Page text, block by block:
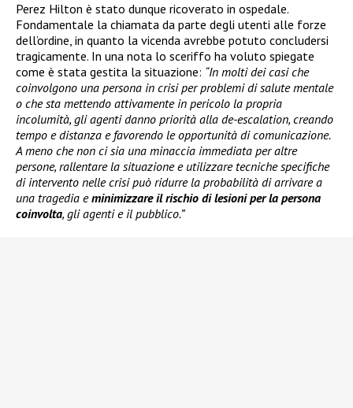
Perez Hilton è stato dunque ricoverato in ospedale.
Fondamentale la chiamata da parte degli utenti alle forze
dell’ordine, in quanto la vicenda avrebbe potuto concludersi
tragicamente. In una nota lo sceriffo ha voluto spiegate
come è stata gestita la situazione: “In molti dei casi che
coinvolgono una persona in crisi per problemi di salute mentale
o che sta mettendo attivamente in pericolo la propria
incolumità, gli agenti danno priorità alla de-escalation, creando
tempo e distanza e favorendo le opportunità di comunicazione.
A meno che non ci sia una minaccia immediata per altre
persone, rallentare la situazione e utilizzare tecniche specifiche
di intervento nelle crisi può ridurre la probabilità di arrivare a
una tragedia eminimizzare il rischio di lesioni per la persona
coinvolta, gli agenti e il pubblico.”